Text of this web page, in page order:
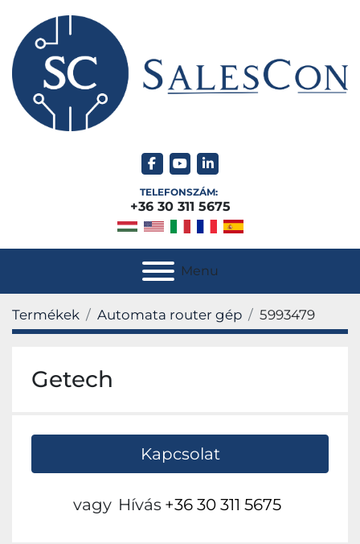
facebook
youtubelinkedin
TELEFONSZÁM:
+36 30 311 5675
Menu
Termékek Automata router gép 5993479
Getech
Kapcsolat
vagy Hívás +36 30 311 5675